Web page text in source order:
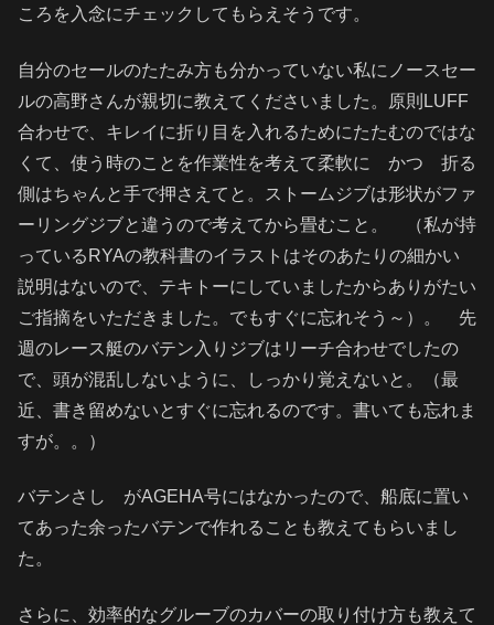
ころを入念にチェックしてもらえそうです。
自分のセールのたたみ方も分かっていない私にノースセー
ルの高野さんが親切に教えてくださいました。原則LUFF
合わせで、キレイに折り目を入れるためにたたむのではな
くて、使う時のことを作業性を考えて柔軟に かつ 折る
側はちゃんと手で押さえてと。ストームジブは形状がファ
ーリングジブと違うので考えてから畳むこと。 （私が持
っているRYAの教科書のイラストはそのあたりの細かい
説明はないので、テキトーにしていましたからありがたい
ご指摘をいただきました。でもすぐに忘れそう～）。 先
週のレース艇のバテン入りジブはリーチ合わせでしたの
で、頭が混乱しないように、しっかり覚えないと。（最
近、書き留めないとすぐに忘れるのです。書いても忘れま
すが。。）
バテンさし がAGEHA号にはなかったので、船底に置い
てあった余ったバテンで作れることも教えてもらいまし
た。
さらに、効率的なグルーブのカバーの取り付け方も教えて